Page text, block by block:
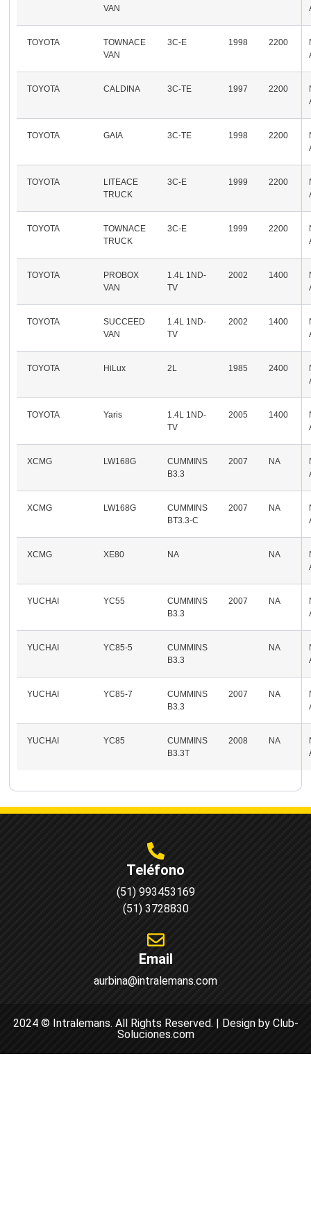
VAN
TOYOTA
TOWNACE
VAN
3C-E 1998 2200
TOYOTA CALDINA 3C-TE 1997 2200
TOYOTA GAIA 3C-TE 1998 2200
TOYOTA
LITEACE
TRUCK
3C-E 1999 2200
TOYOTA
TOWNACE
TRUCK
3C-E 1999 2200
TOYOTA
PROBOX
VAN
1.4L 1ND-
TV
2002 1400
TOYOTA
SUCCEED
VAN
1.4L 1ND-
TV
2002 1400
TOYOTA HiLux 2L 1985 2400
TOYOTA Yaris
1.4L 1ND-
TV
2005 1400
XCMG LW168G
CUMMINS
B3.3
2007 NA
XCMG LW168G
CUMMINS
BT3.3-C
2007 NA
XCMG XE80 NA NA
YUCHAI YC55
CUMMINS
B3.3
2007 NA
YUCHAI YC85-5
CUMMINS
B3.3
NA
YUCHAI YC85-7
CUMMINS
B3.3
2007 NA
YUCHAI YC85
CUMMINS
B3.3T
2008 NA
Teléfono
(51) 993453169
(51) 3728830
Email
aurbina@intralemans.com
2024 © Intralemans. All Rights Reserved. | Design by Club-
Soluciones.com